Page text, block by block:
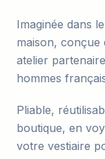
Imaginée dans
maison,
atelier
hommes
Pliable,
boutique, en
votre vestiaire